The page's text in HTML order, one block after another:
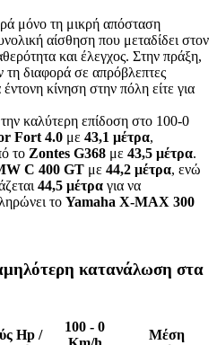
μόνο τη μικρή απόσταση
αίσθηση που μεταδίδει στον
και έλεγχος. Στην πράξη,
τη διαφορά σε απρόβλεπτες
έντονη κίνηση στην πόλη είτε για
καλύτερη επίδοση στο 100-0
Fort 4.0 με 43,1 μέτρα,
το Zontes G368 με 43,5 μέτρα.
C 400 GT με 44,2 μέτρα, ενώ
44,5 μέτρα για να
το Yamaha X-MAX 300
κατανάλωση στα
Hp /
100 - 0
Μέση